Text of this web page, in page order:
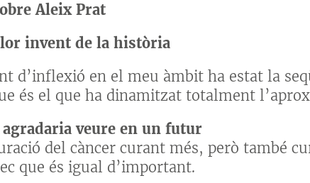
Aleix Prat
invent de la història
d’inflexió en el meu àmbit ha estat la
és el que ha dinamitzat totalment
agradaria veure en un futur
del càncer curant més, però també
que és igual d’important.